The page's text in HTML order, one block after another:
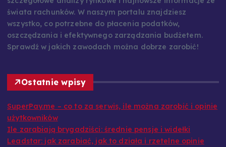
świata rachunków. W naszym portalu znajdziesz
wszystko, co potrzebne do płacenia podatków,
oszczędzania i efektywnego zarządzania budżetem.
Sprawdź w jakich zawodach można dobrze zarobić!
Ostatnie wpisy
SuperPay.me – co to za serwis, ile można zarobić i opinie
użytkowników
Ile zarabiają brygadziści: średnie pensje i widełki
Leadstar: jak zarabiać, jak to działa i rzetelne opinie